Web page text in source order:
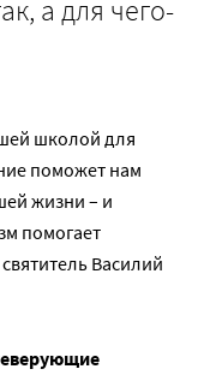
а для чего-
школой для
поможет нам
жизни – и
помогает
Василий